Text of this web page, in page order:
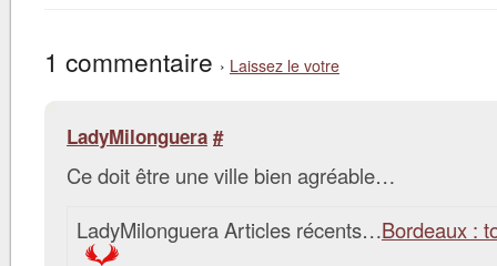
1 commentaire › Laissez le votre
LadyMilonguera #
Ce doit être une ville bien agréable…
LadyMilonguera Articles récents…Bordeaux :